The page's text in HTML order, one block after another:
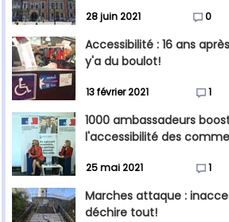
28 juin 2021 0
Accessibilité : 16 ans
y'a du boulot!
13 février 2021 1
1000 ambassadeurs
l'accessibilité des
25 mai 2021 1
Marches attaque :
déchire tout!